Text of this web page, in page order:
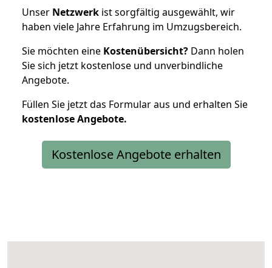
Unser Netzwerk ist sorgfältig ausgewählt, wir
haben viele Jahre Erfahrung im Umzugsbereich.
Sie möchten eine Kostenübersicht? Dann holen
Sie sich jetzt kostenlose und unverbindliche
Angebote.
Füllen Sie jetzt das Formular aus und erhalten Sie
kostenloseAngebote.
Kostenlose Angebote erhalten